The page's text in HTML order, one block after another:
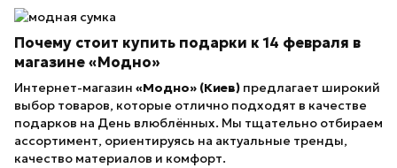
Почему стоит купить подарки к 14 февраля в
магазине «Модно»
Интернет-магазин «Модно» (Киев) предлагает широкий
выбор товаров, которые отлично подходят в качестве
подарков на День влюблённых. Мы тщательно отбираем
ассортимент, ориентируясь на актуальные тренды,
качество материалов и комфорт.